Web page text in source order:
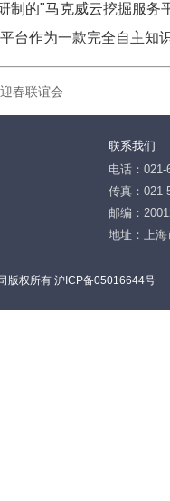
制的"马克威云挖掘服
台作为一款完全自主
春联谊会
联系我们
电话：021-
传真：021-
邮编：
地址：上
版权所有 沪ICP备05016644号